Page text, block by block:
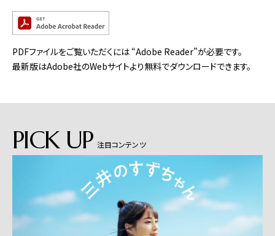
PDFファイルをご覧いただくには “Adobe Reader”が必要です。
最新版はAdobe社のWebサイトより無料でダウンロードできます。
PICK UP 注目コンテンツ